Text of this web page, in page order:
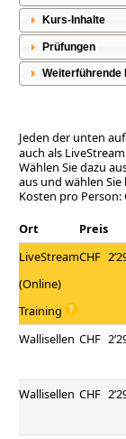
Kurs-Inhalte
Prüfungen
Weiterführende
Jeden der unten
auch als
Wählen Sie dazu
aus und wählen
Kosten pro Person:
Ort
Preis
LiveStream
(Online)
Training
CHF
Wallisellen CHF
Wallisellen CHF